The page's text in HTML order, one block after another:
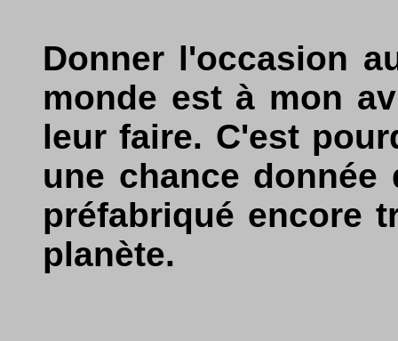
Donner l'occasion
monde est à mon
leur faire. C'est
une chance donnée
préfabriqué encore
planète.